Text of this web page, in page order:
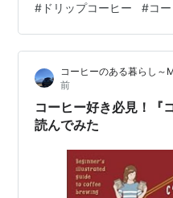
い場合 ③ 雑味を抑え、バ
エスプレッソ 参考リンク
# ドリップコーヒー #コ
コーヒーのある暮らし～
前
コーヒー好き必見！『
読んでみた